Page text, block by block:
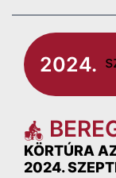
2024.
KÖRTÚRA
2024.